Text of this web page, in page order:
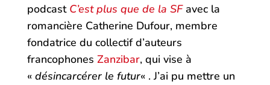
podcast C’est plus que de la SFavec la
romancière Catherine Dufour, membre
fondatrice du collectif d’auteurs
francophones Zanzibar, qui vise à
« désincarcérer le futur« . J’ai pu mettre un